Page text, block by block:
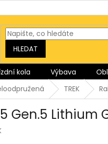
HLEDAT
kola Výbava
TREK
Gen.5 Lithium